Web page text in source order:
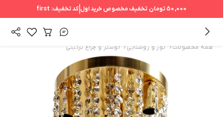
50,000 تومان تخفیف مخصوص خرید اول کد تخفیف: first
همه محصولات/ نور و روشنایی/ لوستر و چراغ تزئینی